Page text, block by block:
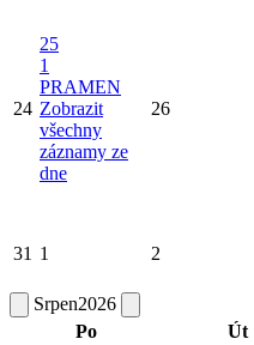
24
25
1
PRAMEN
Zobrazit
všechny
záznamy ze
dne
26
31 1 2
Srpen2026
Po
Út